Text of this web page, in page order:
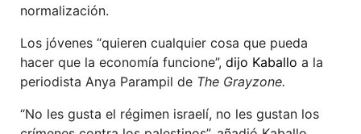
normalización.
Los jóvenes “quieren cualquier cosa que pueda
hacer que la economía funcione”, dijo Kaballo a la
periodista Anya Parampil de The Grayzone.
“No les gusta el régimen israelí, no les gustan los